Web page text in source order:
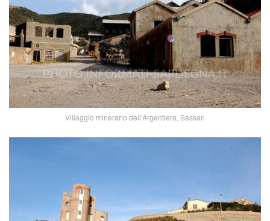
Villaggio minerario dell’Argentiera, Sassari